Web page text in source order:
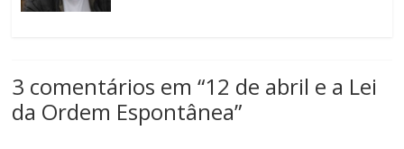
3 comentários em “12 de abril e a Lei
da Ordem Espontânea”